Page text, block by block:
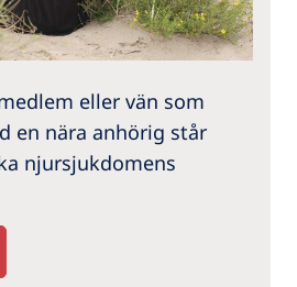
eller vän som
en nära anhörig står
njursjukdomens